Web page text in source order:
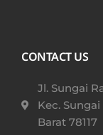
CONTACT US
Jl. Sungai
Kec.
Barat 78117​